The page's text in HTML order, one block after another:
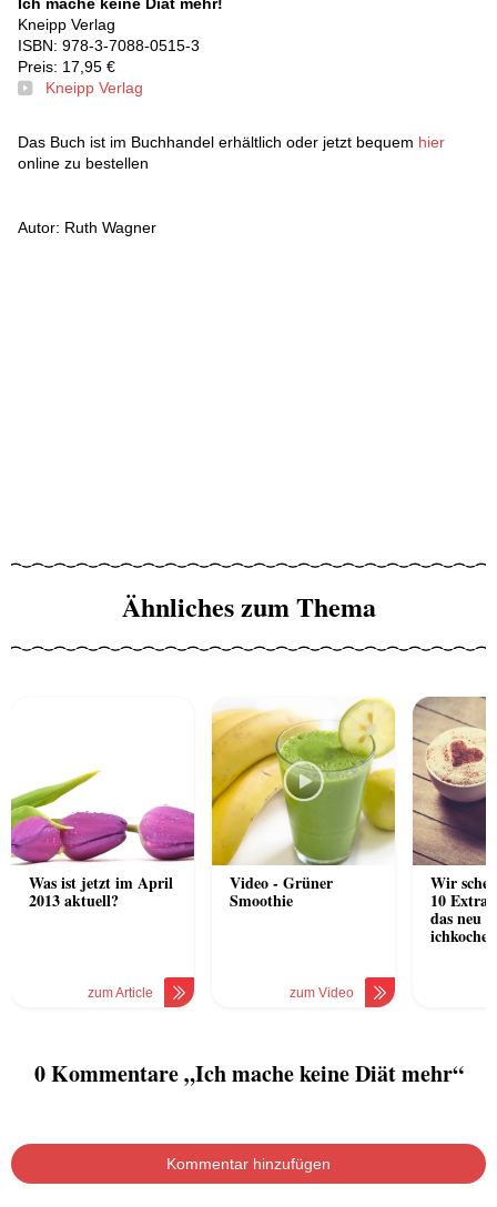
Ich mache keine Diät mehr!
Kneipp Verlag
ISBN: 978-3-7088-0515-3
Preis: 17,95 €
Kneipp Verlag
Das Buch ist im Buchhandel erhältlich oder jetzt bequem hier
online zu bestellen
Autor: Ruth Wagner
Ähnliches zum Thema
Was ist jetzt im April
2013 aktuell?
zum Article
Video - Grüner
Smoothie
zum Video
Wir
10
das neu
0 Kommentare „Ich mache keine Diät mehr“
Kommentar hinzufügen